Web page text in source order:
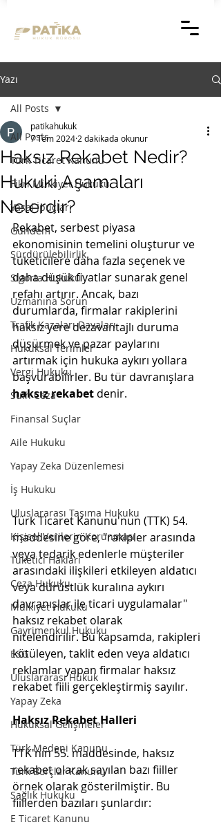
Yazı
All Posts
Türk Ticaret Kanunu
Fikri Mülkiyet Hukuku
Yasal İpuçları
Gündem
Sürdürülebilirlik
Sigorta Hukuku
Uzmanına Sorun
Trafik Kazaları Davaları
Hukuksal Terimler
Vergi Hukuku
Sulh Ceza
Finansal Suçlar
Aile Hukuku
Yapay Zeka Düzenlemesi
İş Hukuku
Uluslararası Taşıma Hukuku
Kişisel Verilerin Korunması
Tüketici Hakları
Ceza Hukuku
Mülkiyet Hukuku
Gayrimenkul Hukuku
ESG
Uluslararası Hukuk
Yapay Zeka
Hukuksal Gelişmeler
Türk Medeni Kanunu
Türk Borçlar Kanunu
Sağlık Hukuku
E Ticaret Kanunu
All Posts
Haksız Rekabet Nedir?
Hukuki Aşamaları
Nelerdir?
patikahukuk
7 Tem 2024 2 dakikada okunur
Rekabet, serbest piyasa
ekonomisinin temelini oluşturur ve
tüketicilere daha fazla seçenek ve
daha düşük fiyatlar sunarak genel
refahı artırır. Ancak, bazı
durumlarda, firmalar rakiplerini
haksız yere dezavantajlı duruma
düşürmek ve pazar paylarını
artırmak için hukuka aykırı yollara
başvurabilirler. Bu tür davranışlara
haksız rekabet denir.
Türk Ticaret Kanunu'nun (TTK) 54.
maddesine göre, "rakipler arasında
veya tedarik edenlerle müşteriler
arasındaki ilişkileri etkileyen aldatıcı
veya dürüstlük kuralına aykırı
davranışlar ile ticari uygulamalar"
haksız rekabet olarak
nitelendirilir. Bu kapsamda, rakipleri
kötüleyen, taklit eden veya aldatıcı
reklamlar yapan firmalar haksız
rekabet fiili gerçekleştirmiş sayılır.
Haksız Rekabet Halleri
TTK'nın 55. maddesinde, haksız
rekabet olarak sayılan bazı fiiller
örnek olarak gösterilmiştir. Bu
fiillerden bazıları şunlardır: